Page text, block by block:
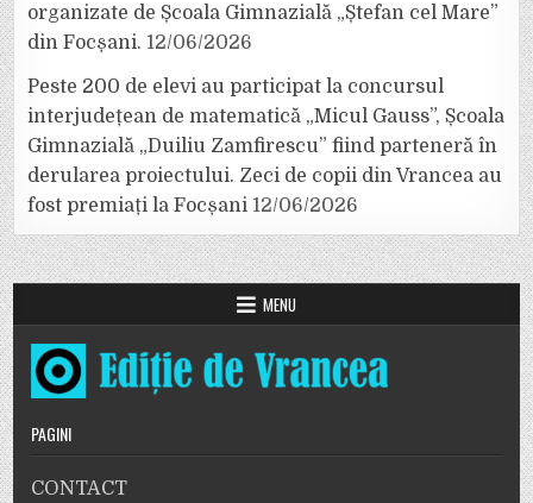
organizate de Școala Gimnazială „Ștefan cel Mare”
din Focșani. 12/06/2026
Peste 200 de elevi au participat la concursul
interjudețean de matematică „Micul Gauss”, Școala
Gimnazială „Duiliu Zamfirescu” fiind parteneră în
derularea proiectului. Zeci de copii din Vrancea au
fost premiați la Focșani 12/06/2026
MENU
PAGINI
CONTACT